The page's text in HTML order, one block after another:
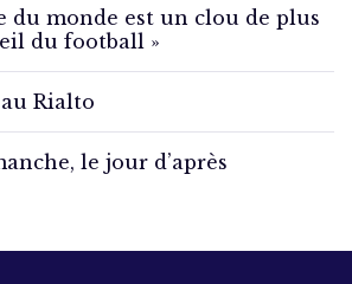
du monde est un clou de plus
du football »
Rialto
le jour d’après